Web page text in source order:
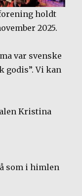
holdt
2025.
var svenske
godis”. Vi kan
Kristina
som i himlen